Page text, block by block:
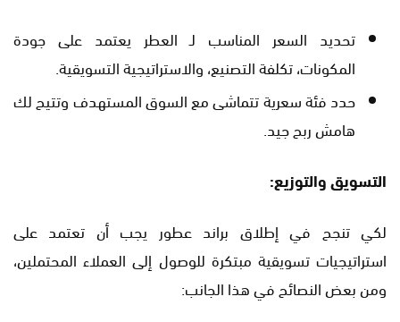
تحديد السعر المناسب لـ العطر يعتمد على جودة
المكونات، تكلفة التصنيع، والاستراتيجية التسويقية.
حدد فئة سعرية تتماشى مع السوق المستهدف وتتيح لك
هامش ربح جيد.
التسويق والتوزيع:
لكي تنجح في إطلاق براند عطور يجب أن تعتمد على
استراتيجيات تسويقية مبتكرة للوصول إلى العملاء المحتملين،
ومن بعض النصائح في هذا الجانب: